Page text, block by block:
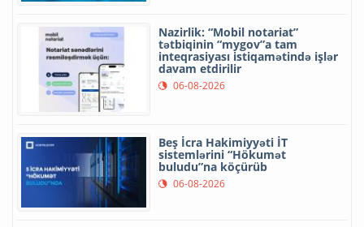
Nazirlik: “Mobil notariat”
tətbiqinin “mygov”a tam
inteqrasiyası istiqamətində işlər
davam etdirilir
06-08-2026
Beş İcra Hakimiyyəti İT
sistemlərini “Hökumət
buludu”na köçürüb
06-08-2026